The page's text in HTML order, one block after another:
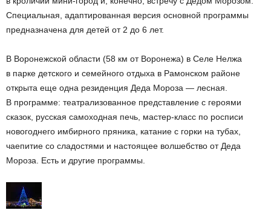
Специальная, адаптированная версия основной программы
предназначена для детей от 2 до 6 лет.
В Воронежской области (58 км от Воронежа) в Селе Нелжа
в парке детского и семейного отдыха в Рамонском районе
открыта еще одна резиденция Деда Мороза — лесная.
В программе: театрализованное представление с героями
сказок, русская самоходная печь, мастер-класс по росписи
новогоднего имбирного пряника, катание с горки на тубах,
чаепитие со сладостями и настоящее волшебство от Деда
Мороза. Есть и другие программы.